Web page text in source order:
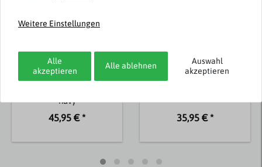
Adamo
XXL Sweathose lang
navy
45,95 € *
Adamo
Lange Jogginghose
35,95 € *
Weitere Einstellungen
Alle
akzeptieren
Alle ablehnen
Auswahl
akzeptieren